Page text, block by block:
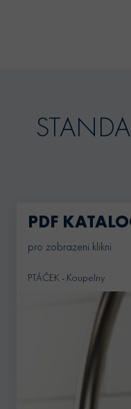
PDF
pro zobrazeni klikni
PTÁČEK - Koupelny